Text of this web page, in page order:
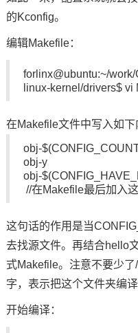
的Kconfig。
编辑Makefile：
forlinx@ubuntu:~/
linux-kernel/drivers$ vi
在Makefile文件中写入如下
obj-
obj-y
obj-
//在Makefile最后加入
这句话的作用是当
去找源文件。再结合hello
式Makefile。注意不要少
字，表示把这个文件夹编译
开始编译：